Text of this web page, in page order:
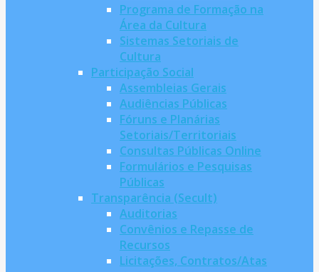
Programa de Formação na
Área da Cultura
Sistemas Setoriais de
Cultura
Participação Social
Assembleias Gerais
Audiências Públicas
Fóruns e Planárias
Setoriais/Territoriais
Consultas Públicas Online
Formulários e Pesquisas
Públicas
Transparência (Secult)
Auditorias
Convênios e Repasse de
Recursos
Licitações, Contratos/Atas